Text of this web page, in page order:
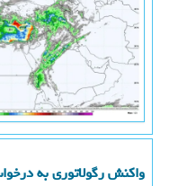
واکنش رگولاتوری به